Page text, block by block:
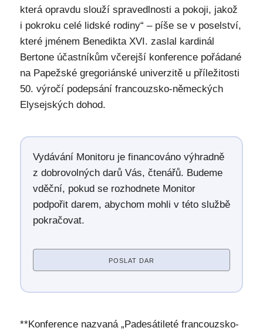
která opravdu slouží spravedlnosti a pokoji, jakož
i pokroku celé lidské rodiny“ – píše se v poselství,
které jménem Benedikta XVI. zaslal kardinál
Bertone účastníkům včerejší konference pořádané
na Papežské gregoriánské univerzitě u příležitosti
50. výročí podepsání francouzsko-německých
Elysejských dohod.
Vydávání Monitoru je financováno výhradně
z dobrovolných darů Vás, čtenářů. Budeme
vděční, pokud se rozhodnete Monitor
podpořit darem, abychom mohli v této službě
pokračovat.
POSLAT DAR
**Konference nazvaná „Padesátileté francouzsko-